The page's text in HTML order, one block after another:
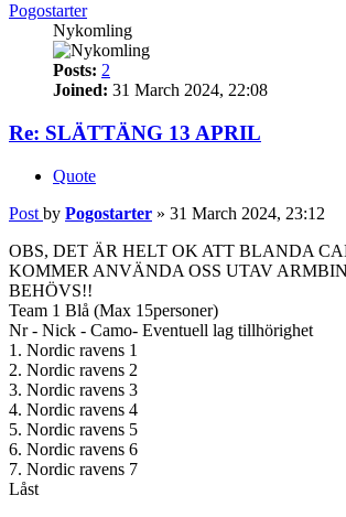
Pogostarter
Nykomling
Posts: 2
Joined: 31 March 2024, 22:08
Re: SLÄTTÄNG 13 APRIL
Quote
Post by Pogostarter » 31 March 2024, 23:12
OBS, DET ÄR HELT OK ATT BLANDA
KOMMER ANVÄNDA OSS UTAV
BEHÖVS!!
Team 1 Blå (Max 15personer)
Nr - Nick - Camo- Eventuell lag tillhörighet
1. Nordic ravens 1
2. Nordic ravens 2
3. Nordic ravens 3
4. Nordic ravens 4
5. Nordic ravens 5
6. Nordic ravens 6
7. Nordic ravens 7
Låst